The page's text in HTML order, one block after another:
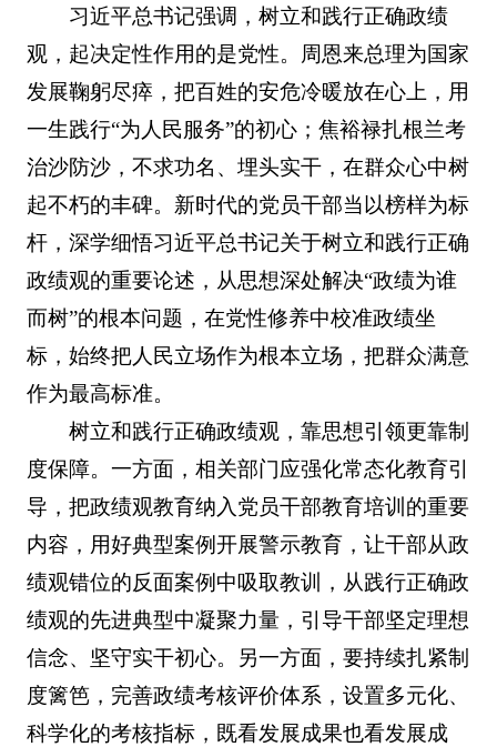
习近平总书记强调，树立和践行正确政绩
观，起决定性作用的是党性。周恩来总理为国家
发展鞠躬尽瘁，把百姓的安危冷暖放在心上，用
一生践行“为人民服务”的初心；焦裕禄扎根兰考
治沙防沙，不求功名、埋头实干，在群众心中树
起不朽的丰碑。新时代的党员干部当以榜样为标
杆，深学细悟习近平总书记关于树立和践行正确
政绩观的重要论述，从思想深处解决“政绩为谁
而树”的根本问题，在党性修养中校准政绩坐
标，始终把人民立场作为根本立场，把群众满意
作为最高标准。
树立和践行正确政绩观，靠思想引领更靠制
度保障。一方面，相关部门应强化常态化教育引
导，把政绩观教育纳入党员干部教育培训的重要
内容，用好典型案例开展警示教育，让干部从政
绩观错位的反面案例中吸取教训，从践行正确政
绩观的先进典型中凝聚力量，引导干部坚定理想
信念、坚守实干初心。另一方面，要持续扎紧制
度篱笆，完善政绩考核评价体系，设置多元化、
科学化的考核指标，既看发展成果也看发展成